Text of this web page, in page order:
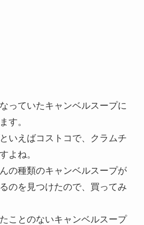
っていたキャンベルスープに
す。
いえばコストコで、クラムチ
よね。
の種類のキャンベルスープが
のを見つけたので、買ってみ
ことのないキャンベルスープ